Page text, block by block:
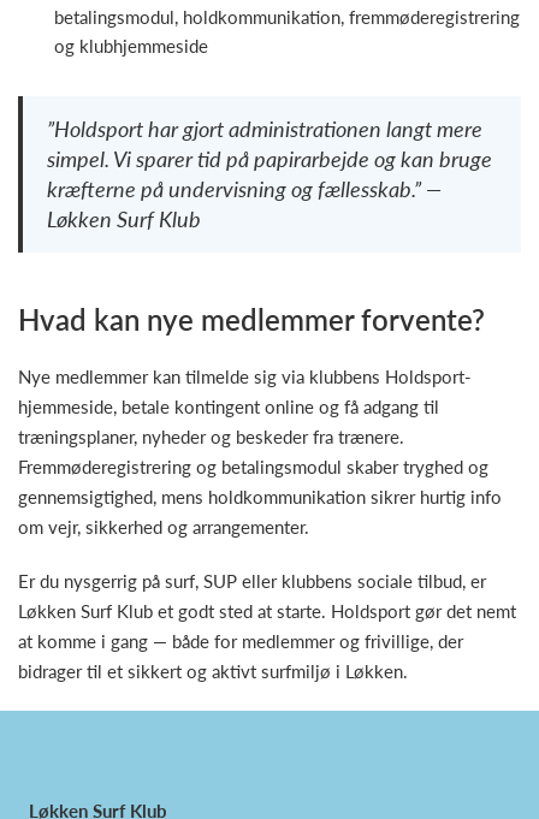
betalingsmodul, holdkommunikation, fremmøderegistrering
og klubhjemmeside
”Holdsport har gjort administrationen langt mere
simpel. Vi sparer tid på papirarbejde og kan bruge
kræfterne på undervisning og fællesskab.” —
Løkken Surf Klub
Hvad kan nye medlemmer forvente?
Nye medlemmer kan tilmelde sig via klubbens Holdsport-
hjemmeside, betale kontingent online og få adgang til
træningsplaner, nyheder og beskeder fra trænere.
Fremmøderegistrering og betalingsmodul skaber tryghed og
gennemsigtighed, mens holdkommunikation sikrer hurtig info
om vejr, sikkerhed og arrangementer.
Er du nysgerrig på surf, SUP eller klubbens sociale tilbud, er
Løkken Surf Klub et godt sted at starte. Holdsport gør det nemt
at komme i gang — både for medlemmer og frivillige, der
bidrager til et sikkert og aktivt surfmiljø i Løkken.
Løkken Surf Klub